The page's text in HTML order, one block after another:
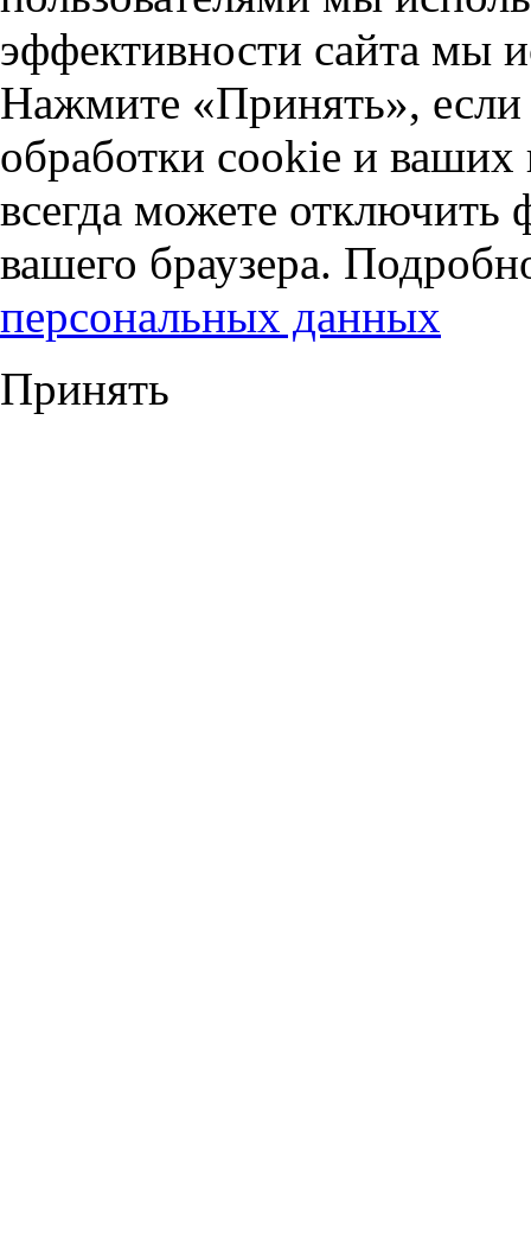
эффективности сайта мы
Нажмите «Принять», если
обработки cookie и
всегда можете отключить
вашего браузера.
персональных данных
Принять